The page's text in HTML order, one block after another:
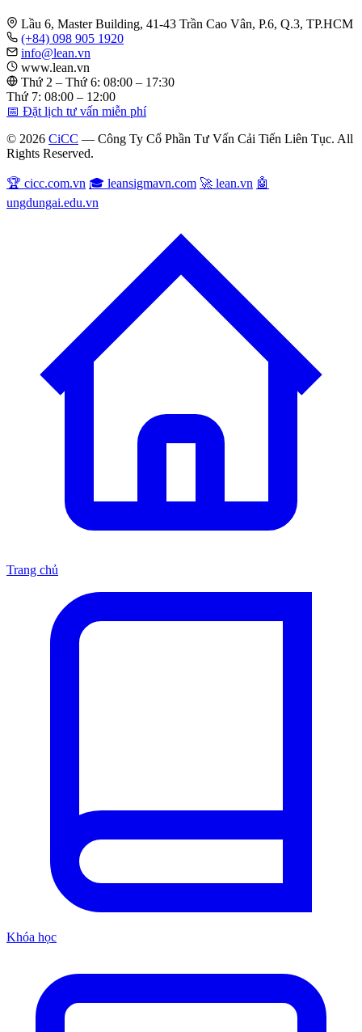
Lầu 6, Master Building, 41-43 Trần Cao Vân, P.6, Q.3, TP.HCM
(+84) 098 905 1920
info@lean.vn
www.lean.vn
Thứ 2 – Thứ 6: 08:00 – 17:30
Thứ 7: 08:00 – 12:00
📅 Đặt lịch tư vấn miễn phí
© 2026 CiCC — Công Ty Cổ Phần Tư Vấn Cải Tiến Liên Tục. All
Rights Reserved.
🏆 cicc.com.vn 🎓 leansigmavn.com 🚀 lean.vn 🤖
ungdungai.edu.vn
Trang chủ
Khóa học